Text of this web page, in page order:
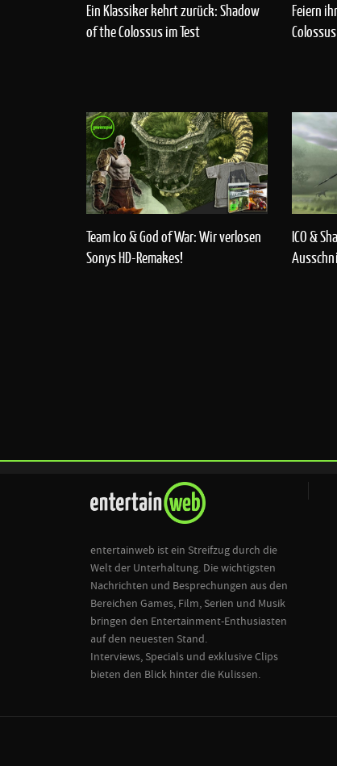
Ein Klassiker kehrt zurück: Shadow
of the Colossus im Test
Feiern
Team Ico & God of War: Wir verlosen
Sonys HD-Remakes!
ICO &
entertainweb ist ein Streifzug durch die
Welt der Unterhaltung. Die wichtigsten
Nachrichten und Besprechungen aus den
Bereichen Games, Film, Serien und Musik
bringen den Entertainment-Enthusiasten
auf den neuesten Stand.
Interviews, Specials und exklusive Clips
bieten den Blick hinter die Kulissen.